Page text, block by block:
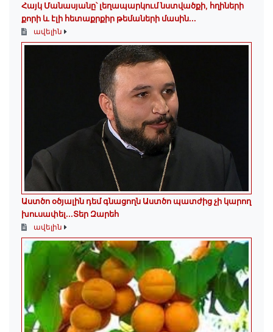
Հայկ Մանասյանը՝ լեղապարկում նստվածքի, հղիների
քորի և էլի հետաքրքիր թեմաների մասին․․․
ավելին
Աստծո օծյալին դեմ գնացողն Աստծո պատժից չի կարող
խուսափել․․․Տեր Զարեհ
ավելին